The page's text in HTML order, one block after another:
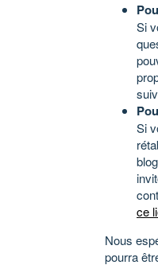
Si
Si
ce
Nous
pourra